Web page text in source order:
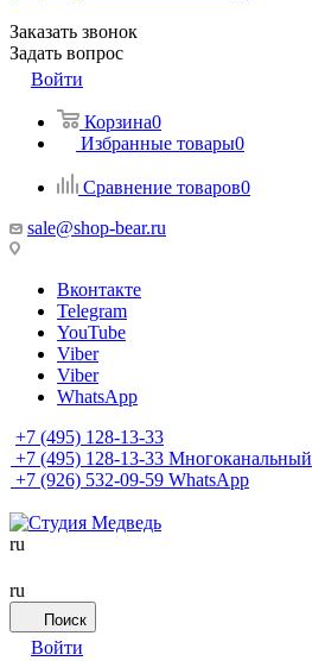
Заказать звонок
Задать вопрос
Войти
Корзина0
Избранные товары0
Сравнение товаров0
sale@shop-bear.ru
Вконтакте
Telegram
YouTube
Viber
Viber
WhatsApp
+7 (495) 128-13-33
+7 (495) 128-13-33 Многоканальный
+7 (926) 532-09-59 WhatsApp
ru
ru
Поиск
Войти